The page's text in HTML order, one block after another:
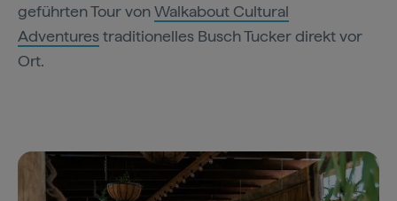
geführten Tour vonWalkabout Cultural
Adventurestraditionelles Busch Tucker direkt vor
Ort.